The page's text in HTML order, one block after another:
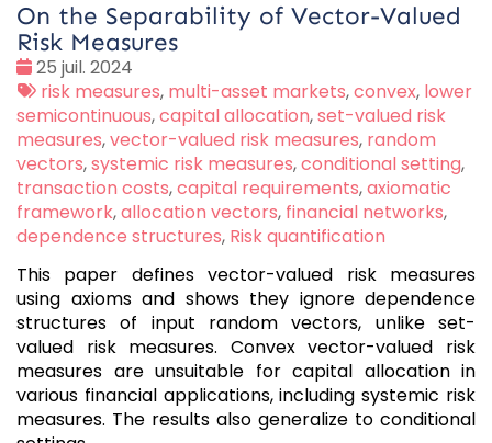
On the Separability of Vector-Valued
Risk Measures
Date
:
25 juil. 2024
Tags
:
risk measures, multi-asset markets,convex, lower
semicontinuous,capital allocation,set-valued risk
measures,vector-valued risk measures, random
vectors,systemic risk measures,conditional setting,
transaction costs,capital requirements,axiomatic
framework,allocation vectors, financial networks,
dependence structures, Risk quantification
This paper defines vector-valued risk measures
using axioms and shows they ignore dependence
structures of input random vectors, unlike set-
valued risk measures. Convex vector-valued risk
measures are unsuitable for capital allocation in
various financial applications, including systemic risk
measures. The results also generalize to conditional